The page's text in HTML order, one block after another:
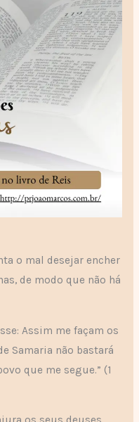
o mal desejar encher
de modo que não há
Assim me façam os
Samaria não bastará
que me segue.” (1